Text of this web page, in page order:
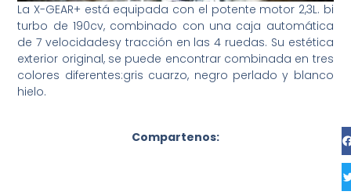
La X-GEAR+ está equipada con el potente motor 2,3L. bi
turbo de 190cv, combinado con una caja automática
de 7 velocidadesy tracción en las 4 ruedas. Su estética
exterior original, se puede encontrar combinada en tres
colores diferentes:gris cuarzo, negro perlado y blanco
hielo.
Compartenos: